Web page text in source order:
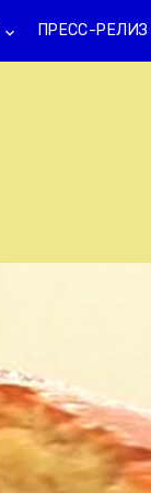
keyboard_arrow_down ПРЕСС-РЕЛИЗ